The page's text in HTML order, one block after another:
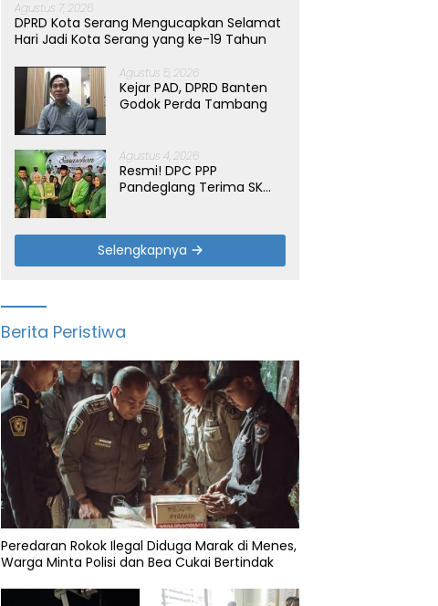
Agustus 7, 2026
DPRD Kota Serang Mengucapkan Selamat
Hari Jadi Kota Serang yang ke-19 Tahun
Agustus 5, 2026
Kejar PAD, DPRD Banten
Godok Perda Tambang
Agustus 4, 2026
Resmi! DPC PPP
Pandeglang Terima SK
Selengkapnya
Berita Peristiwa
Peredaran Rokok Ilegal Diduga Marak di Menes,
Warga Minta Polisi dan Bea Cukai Bertindak